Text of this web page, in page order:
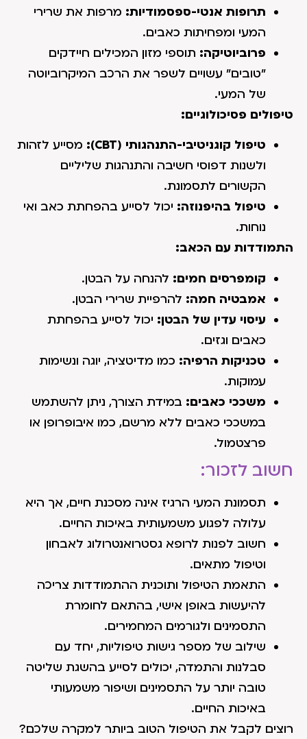
תרופות אנטי-ספסמודיות: מרפות את שרירי
המעי ומפחיתות כאבים.
פרוביוטיקה: תוספי מזון המכילים חיידקים
"טובים" עשויים לשפר את הרכב המיקרוביוטה
של המעי.
טיפולים פסיכולוגיים:
טיפול קוגניטיבי-התנהגותי (CBT):
מסייע לזהות
ולשנות דפוסי חשיבה והתנהגות שליליים
הקשורים לתסמונת.
טיפול בהיפנוזה: יכול לסייע בהפחתת כאב ואי
נוחות.
התמודדות עם הכאב:
קומפרסים חמים: להנחה על הבטן.
אמבטיה חמה: להרפיית שרירי הבטן.
עיסוי עדין של הבטן: יכול לסייע בהפחתת
כאבים וגזים.
טכניקות הרפיה: כמו מדיטציה, יוגה ונשימות
עמוקות.
משככי כאבים: במידת הצורך, ניתן להשתמש
במשככי כאבים ללא מרשם, כמו איבופרופן או
פרצטמול.
חשוב לזכור:
תסמונת המעי הרגיז אינה מסכנת חיים, אך היא
עלולה לפגוע משמעותית באיכות החיים.
חשוב לפנות לרופא גסטרואנטרולוג לאבחון
וטיפול מתאים.
התאמת הטיפול ותוכנית ההתמודדות צריכה
להיעשות באופן אישי, בהתאם לחומרת
התסמינים ולגורמים המחמירים.
שילוב של מספר גישות טיפוליות, יחד עם
סבלנות והתמדה, יכולים לסייע בהשגת שליטה
טובה יותר על התסמינים ושיפור משמעותי
באיכות החיים.
רוצים לקבל את הטיפול הטוב ביותר למקרה שלכם?